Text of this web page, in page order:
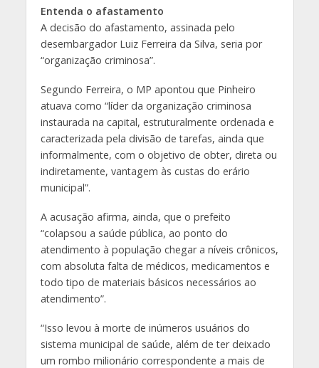
Entenda o afastamento
A decisão do afastamento, assinada pelo
desembargador Luiz Ferreira da Silva, seria por
“organização criminosa”.
Segundo Ferreira, o MP apontou que Pinheiro
atuava como “líder da organização criminosa
instaurada na capital, estruturalmente ordenada e
caracterizada pela divisão de tarefas, ainda que
informalmente, com o objetivo de obter, direta ou
indiretamente, vantagem às custas do erário
municipal”.
A acusação afirma, ainda, que o prefeito
“colapsou a saúde pública, ao ponto do
atendimento à população chegar a níveis crônicos,
com absoluta falta de médicos, medicamentos e
todo tipo de materiais básicos necessários ao
atendimento”.
“Isso levou à morte de inúmeros usuários do
sistema municipal de saúde, além de ter deixado
um rombo milionário correspondente a mais de